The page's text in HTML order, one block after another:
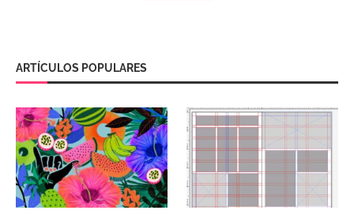
ARTÍCULOS POPULARES